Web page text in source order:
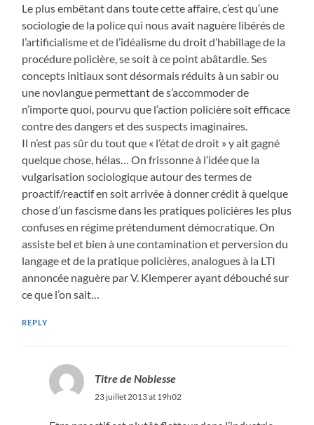
Le plus embêtant dans toute cette affaire, c’est qu’une
sociologie de la police qui nous avait naguère libérés de
l’artificialisme et de l’idéalisme du droit d’habillage de la
procédure policière, se soit à ce point abâtardie. Ses
concepts initiaux sont désormais réduits à un sabir ou
une novlangue permettant de s’accommoder de
n’importe quoi, pourvu que l’action policière soit efficace
contre des dangers et des suspects imaginaires.
Il n’est pas sûr du tout que « l’état de droit » y ait gagné
quelque chose, hélas… On frissonne à l’idée que la
vulgarisation sociologique autour des termes de
proactif/reactif en soit arrivée à donner crédit à quelque
chose d’un fascisme dans les pratiques policières les plus
confuses en régime prétendument démocratique. On
assiste bel et bien à une contamination et perversion du
langage et de la pratique policières, analogues à la LTI
annoncée naguère par V. Klemperer ayant débouché sur
ce que l’on sait…
REPLY
Titre de Noblesse
23 juillet 2013 at 19h02